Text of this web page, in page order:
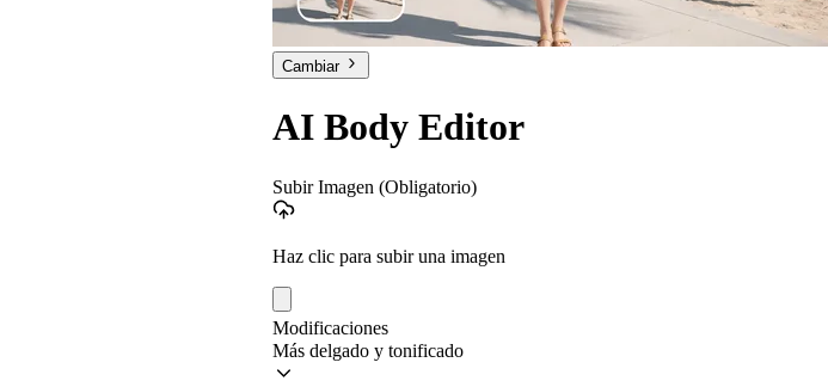
Cambiar
AI Body Editor
Subir Imagen (Obligatorio)
Haz clic para subir una imagen
Modificaciones
Más delgado y tonificado